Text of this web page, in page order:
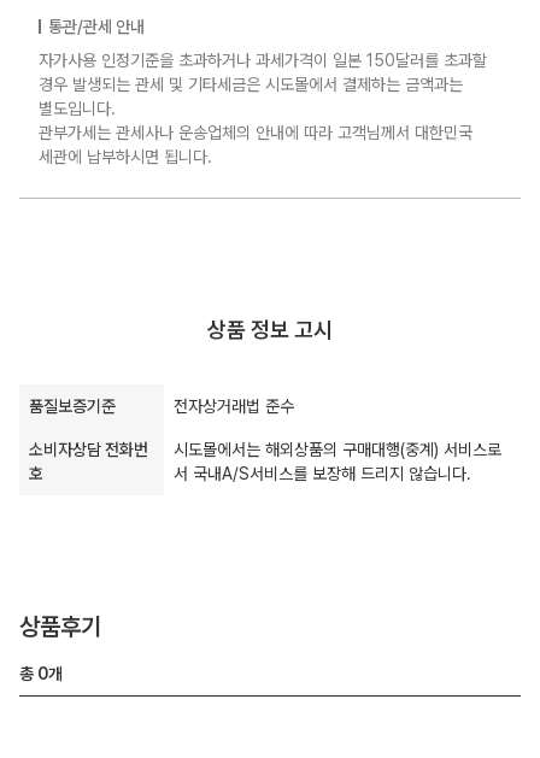
통관/관세 안내
자가사용 인정기준을 초과하거나 과세가격이 일본 150달러를 초과할
경우 발생되는 관세 및 기타세금은 시도몰에서 결제하는 금액과는
별도입니다.
관부가세는 관세사나 운송업체의 안내에 따라 고객님께서 대한민국
세관에 납부하시면 됩니다.
상품 정보 고시
품질보증기준 전자상거래법 준수
소비자상담 전화번
호
시도몰에서는 해외상품의 구매대행(중계) 서비스로
서 국내A/S서비스를 보장해 드리지 않습니다.
상품후기
총 0개